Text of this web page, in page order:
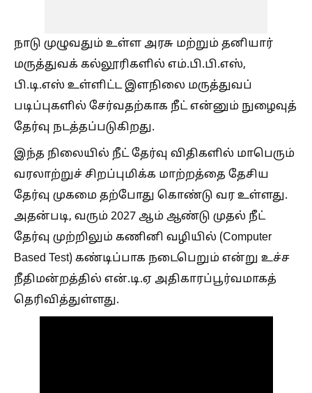
நாடு முழுவதும் உள்ள அரசு மற்றும் தனியார்
மருத்துவக் கல்லூரிகளில் எம்.பி.பி.எஸ்,
பி.டி.எஸ் உள்ளிட்ட இளநிலை மருத்துவப்
படிப்புகளில் சேர்வதற்காக நீட் என்னும் நுழைவுத்
தேர்வு நடத்தப்படுகிறது.
இந்த நிலையில் நீட் தேர்வு விதிகளில் மாபெரும்
வரலாற்றுச் சிறப்புமிக்க மாற்றத்தை தேசிய
தேர்வு முகமை தற்போது கொண்டு வர உள்ளது.
அதன்படி, வரும் 2027 ஆம் ஆண்டு முதல் நீட்
தேர்வு முற்றிலும் கணினி வழியில் (Computer
Based Test) கண்டிப்பாக நடைபெறும் என்று உச்ச
நீதிமன்றத்தில் என்.டி.ஏ அதிகாரப்பூர்வமாகத்
தெரிவித்துள்ளது.